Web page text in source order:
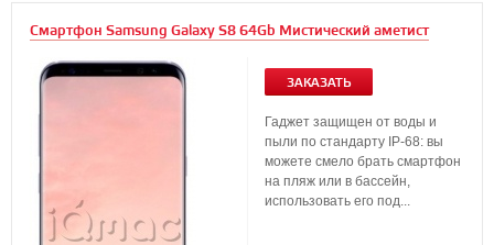
Смартфон Samsung Galaxy S8 64Gb Мистический аметист
ЗАКАЗАТЬ
Гаджет защищен от воды и
пыли по стандарту IP-68: вы
можете смело брать смартфон
на пляж или в бассейн,
использовать его под...